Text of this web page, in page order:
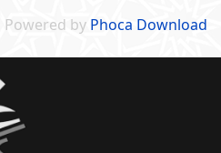
Powered by Phoca Download